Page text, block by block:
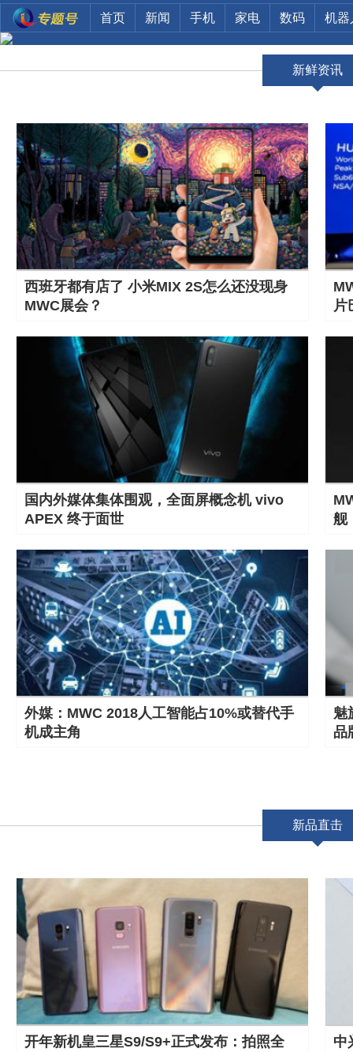
首页 新闻 手机 家电 数码 机器
新鲜资讯
西班牙都有店了 小米MIX 2S怎么还没现身
MWC展会？
片
国内外媒体集体围观，全面屏概念机 vivo
APEX 终于面世
舰
外媒：MWC 2018人工智能占10%或替代手
机成主角
魅
品
新品直击
开年新机皇三星S9/S9+正式发布：拍照全
中